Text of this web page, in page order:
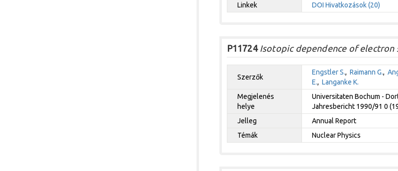
Linkek
DOI Hivatkozások (20)
P11724Isotopic dependence of electron
Szerzők
Engstler S., Raimann G.,
E., Langanke K.
Megjelenés
helye
Universitaten Bochum -
Jahresbericht 1990/91 0
Jelleg
Annual Report
Témák
Nuclear Physics